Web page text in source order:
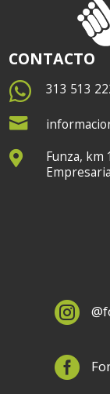
CONTACTO
 313 513


Funza, km

